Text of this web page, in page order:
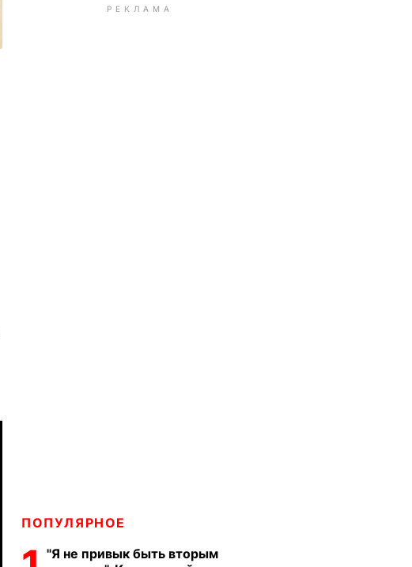
РЕКЛАМА
ПОПУЛЯРНОЕ
"Я не привык быть вторым